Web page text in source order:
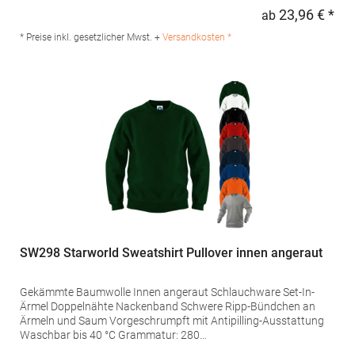
g/m²Materialzusammensetzung: 80% Baumwolle / 20%
Polyester (Sports Grey: 75% Baumwolle / 17% Polyester / 8%
40472 Düsseldorf Deutschland E-Mail: info@promodoro.de
ab 23,96 € *
* Preise inkl. gesetzlicher Mwst. + Versandkosten *
SW298 Starworld Sweatshirt Pullover innen angeraut
Gekämmte Baumwolle Innen angeraut Schlauchware Set-In-
Ärmel Doppelnähte Nackenband Schwere Ripp-Bündchen an
Ärmeln und Saum Vorgeschrumpft mit Antipilling-Ausstattung
Waschbar bis 40 °C Grammatur: 280